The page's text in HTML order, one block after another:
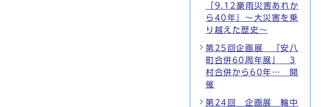
「9.12豪雨災害あれか
ら40年」～大災害を乗
り越えた歴史～
第25回企画展 「安八
町合併60周年展」 3
村合併から60年… 開
催
第24回 企画展 輪中